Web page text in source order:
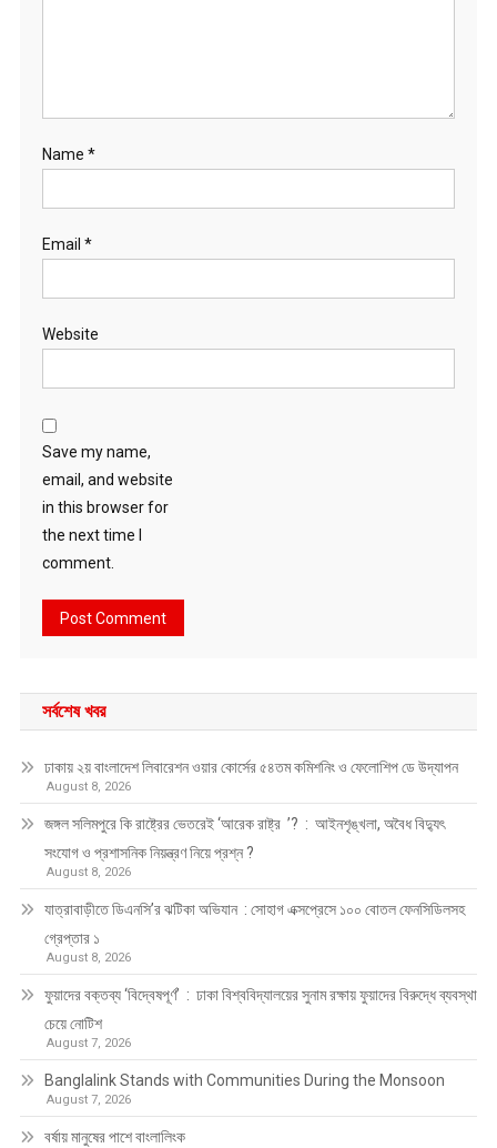
Name *
Email *
Website
Save my name,
email, and website
in this browser for
the next time I
comment.
সর্বশেষ খবর
ঢাকায় ২য় বাংলাদেশ লিবারেশন ওয়ার কোর্সের ৫৪তম কমিশনিং ও ফেলোশিপ ডে উদ্‌যাপন
August 8, 2026
জঙ্গল সলিমপুরে কি রাষ্ট্রের ভেতরেই ‘আরেক রাষ্ট্র ’? : আইনশৃঙ্খলা, অবৈধ বিদ্যুৎ
সংযোগ ও প্রশাসনিক নিয়ন্ত্রণ নিয়ে প্রশ্ন ?
August 8, 2026
যাত্রাবাড়ীতে ডিএনসি’র ঝটিকা অভিযান : সোহাগ এক্সপ্রেসে ১০০ বোতল ফেনসিডিলসহ
গ্রেপ্তার ১
August 8, 2026
ফুয়াদের বক্তব্য ‘বিদ্বেষপূর্ণ’ : ঢাকা বিশ্ববিদ্যালয়ের সুনাম রক্ষায় ফুয়াদের বিরুদ্ধে ব্যবস্থা
চেয়ে নোটিশ
August 7, 2026
Banglalink Stands with Communities During the Monsoon
August 7, 2026
বর্ষায় মানুষের পাশে বাংলালিংক